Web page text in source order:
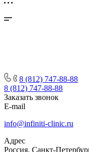
8 (812) 747-88-88
8 (812) 747-88-88
Заказать звонок
E-mail
info@infiniti-clinic.ru
Адрес
Россия, Санкт-